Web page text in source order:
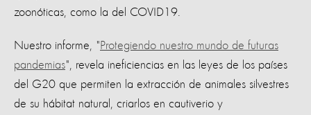
zoonóticas, como la del COVID19.
Nuestro informe, "Protegiendo nuestro mundo de futuras
pandemias", revela ineficiencias en las leyes de los países
del G20 que permiten la extracción de animales silvestres
de su hábitat natural, criarlos en cautiverio y